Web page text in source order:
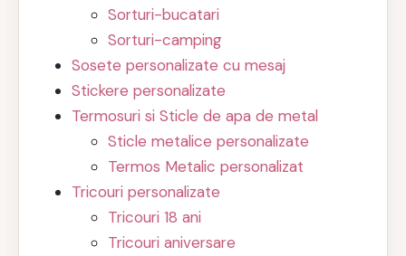
Sorturi-bucatari
Sorturi-camping
Sosete personalizate cu mesaj
Stickere personalizate
Termosuri si Sticle de apa de metal
Sticle metalice personalizate
Termos Metalic personalizat
Tricouri personalizate
Tricouri 18 ani
Tricouri aniversare